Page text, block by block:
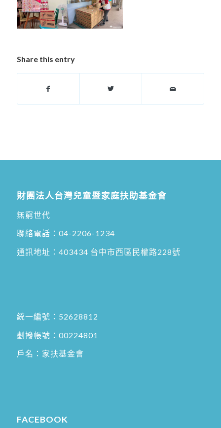
Share this entry
財團法人台灣兒童暨家庭扶助基金會
無窮世代
聯絡電話： 04-2206-1234
通訊地址： 403434 台中市西區民權路228號
統一編號：52628812
劃撥帳號：00224801
戶名：家扶基金會
FACEBOOK